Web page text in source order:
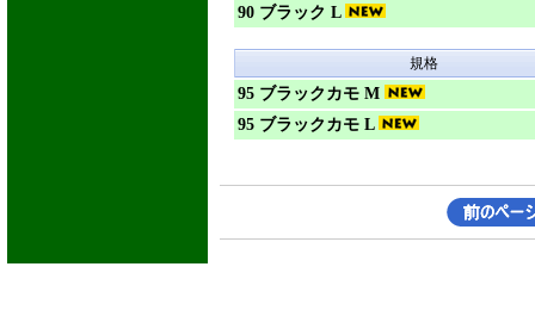
90 ブラック L
規格
95 ブラックカモ M
95 ブラックカモ L